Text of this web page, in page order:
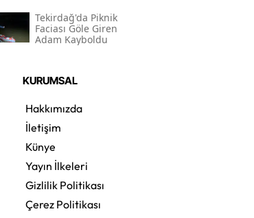
Tekirdağ'da Piknik
Faciası Göle Giren
Adam Kayboldu
KURUMSAL
Hakkımızda
İletişim
Künye
Yayın İlkeleri
Gizlilik Politikası
Çerez Politikası